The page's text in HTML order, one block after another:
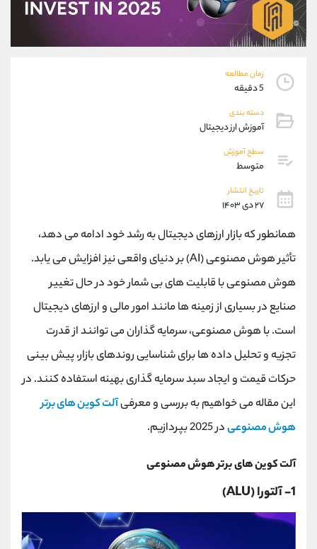
زمان مطالعه
5 دقیقه
دسته بندی
آموزش ارز دیجیتال
سطح آموزش
متوسط
تاریخ انتشار
۲۷ دی ۱۴۰۳
همانطور که بازار ارزهای دیجیتال به رشد خود ادامه می دهد،
تأثیر هوش مصنوعی (AI) بر دنیای واقعی نیز افزایش می یابد.
هوش مصنوعی با قابلیت ‌های بی‌ شمار خود در حال تغییر
صنایع در بسیاری از زمینه‌ ها مانند امور مالی و ارزهای دیجیتال
است. با هوش مصنوعی، سرمایه گذاران می توانند از قدرت
تجزیه و تحلیل داده ها برای شناسایی روندهای بازار، پیش بینی
حرکات قیمت و ایجاد سبد سرمایه گذاری بهینه استفاده کنند. در
این مقاله می خواهیم به بررسی و معرفیآلت کوین های برتر
هوش مصنوعیدر 2025 بپردازیم.
آلت کوین های برتر هوش مصنوعی
1- آلتورا (ALU)
09304891085
واتساپ
تلگرام
پشتیبان فروش
موبایل
اطلاعات تماس
تلفن 021-22021030
تلفن 021-22021040
بدون پیش شماره
اینستاگرام @alireza.mehrabii
کانال تلگرام @alirezamehrabi_com
@alirezamehrabi_official